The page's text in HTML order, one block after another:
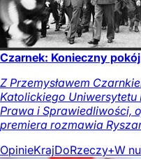
Czarnek: Konieczny
Z Przemysławem
Katolickiego Uniwersytetu
Prawa i Sprawiedliwości,
premiera rozmawia
OpinieKrajDoRzeczy+W